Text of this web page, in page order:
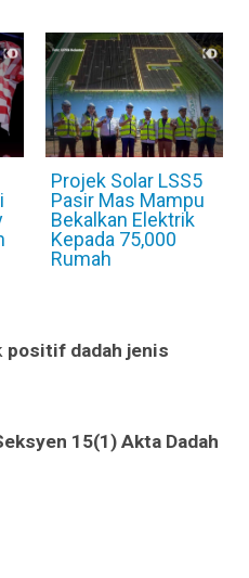
Projek Solar LSS5
Pasir Mas Mampu
Bekalkan Elektrik
Kepada 75,000
Rumah
positif dadah jenis
15(1) Akta Dadah